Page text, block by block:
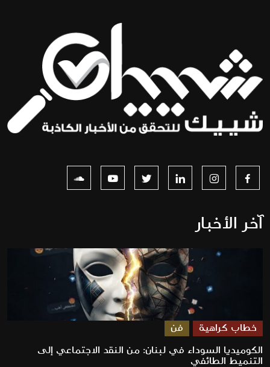
آخر الأخبار
خطاب كراهية فن
الكوميديا السوداء في لبنان: من النقد الاجتماعي إلى
التنميط الطائفي